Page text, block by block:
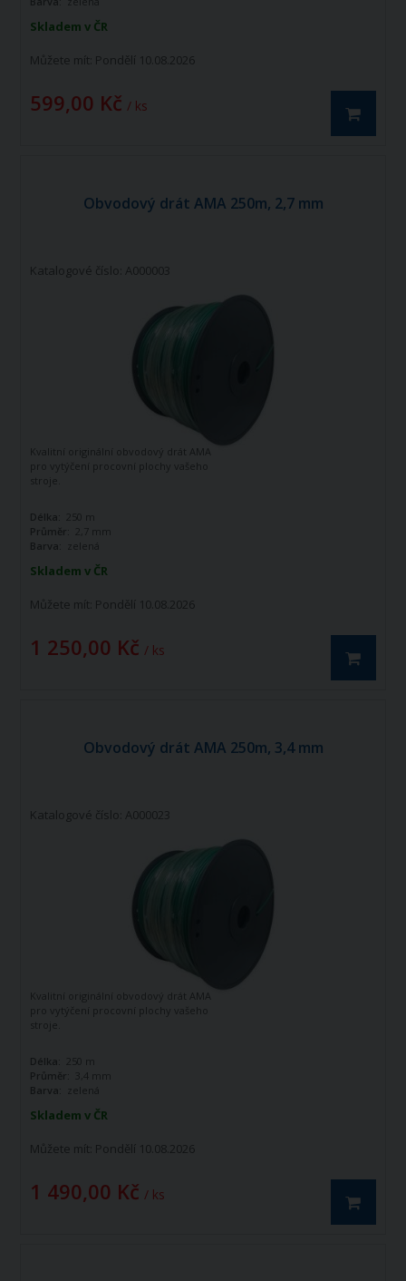
Skladem v ČR
Můžete mít: Pondělí 10.08.2026
599,00 Kč / ks
Obvodový drát AMA 250m, 2,7 mm
Katalogové číslo: A000003
Skladem v ČR
Můžete mít: Pondělí 10.08.2026
1 250,00 Kč / ks
Kvalitní originální obvodový drát AMA
pro vytýčení procovní plochy vašeho
stroje.
Délka:
250 m
Průměr:
2,7 mm
Barva: zelená
Obvodový drát AMA 250m, 3,4 mm
Katalogové číslo: A000023
Skladem v ČR
Můžete mít: Pondělí 10.08.2026
1 490,00 Kč / ks
Kvalitní originální obvodový drát AMA
pro vytýčení procovní plochy vašeho
stroje.
Délka:
250 m
Průměr:
3,4 mm
Barva: zelená